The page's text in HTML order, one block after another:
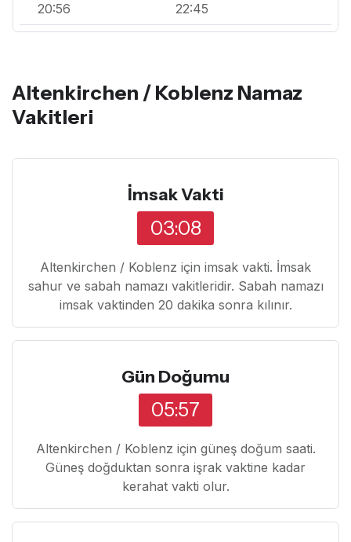
20:56
22:45
Altenkirchen / Koblenz Namaz
Vakitleri
İmsak Vakti
03:08
Altenkirchen / Koblenz için imsak vakti. İmsak
sahur ve sabah namazı vakitleridir. Sabah namazı
imsak vaktinden 20 dakika sonra kılınır.
Gün Doğumu
05:57
Altenkirchen / Koblenz için güneş doğum saati.
Güneş doğduktan sonra işrak vaktine kadar
kerahat vakti olur.